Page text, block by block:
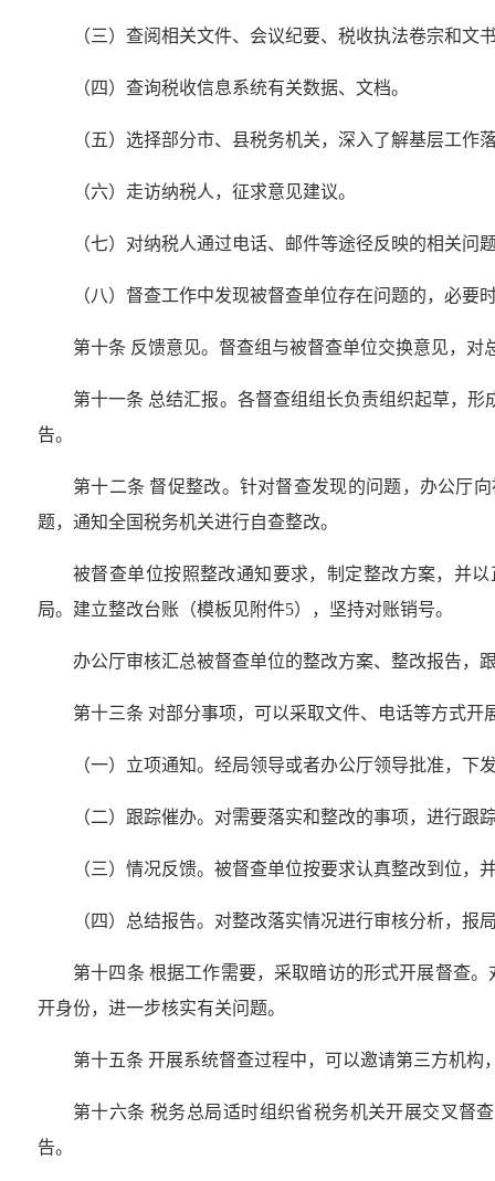
（三）查阅相关文件、会议纪要、税收执法卷宗和文
（四）查询税收信息系统有关数据、文档。
（五）选择部分市、县税务机关，深入了解基层工作
（六）走访纳税人，征求意见建议。
（七）对纳税人通过电话、邮件等途径反映的相关问
（八）督查工作中发现被督查单位存在问题的，必要
第十条 反馈意见。督查组与被督查单位交换意见，
第十一条 总结汇报。各督查组组长负责组织起草，
告。
第十二条 督促整改。针对督查发现的问题，办公厅
题，通知全国税务机关进行自查整改。
被督查单位按照整改通知要求，制定整改方案，并
局。建立整改台账（模板见附件5），坚持对账销号。
办公厅审核汇总被督查单位的整改方案、整改报告，
第十三条 对部分事项，可以采取文件、电话等方式开
（一）立项通知。经局领导或者办公厅领导批准，下
（二）跟踪催办。对需要落实和整改的事项，进行跟
（三）情况反馈。被督查单位按要求认真整改到位
（四）总结报告。对整改落实情况进行审核分析，报
第十四条 根据工作需要，采取暗访的形式开展督查
开身份，进一步核实有关问题。
第十五条 开展系统督查过程中，可以邀请第三方机
第十六条 税务总局适时组织省税务机关开展交叉督
告。